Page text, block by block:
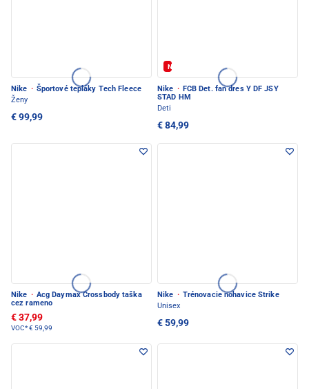
Nike · Športové tepláky Tech Fleece
Ženy
€ 99,99
Nové
Nike · FCB Det. fan dres Y DF JSY
STAD HM
Deti
€ 84,99
Nike · Acg Daymax Crossbody taška
cez rameno
€ 37,99
VOC*€ 59,99
Nike · Trénovacie nohavice Strike
Unisex
€ 59,99